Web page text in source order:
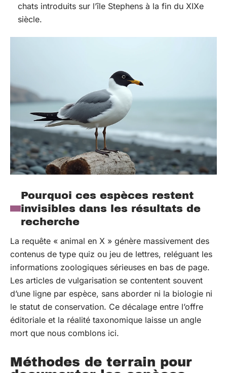
chats introduits sur l’île Stephens à la fin du XIXe
siècle.
Pourquoi ces espèces restent
invisibles dans les résultats de
recherche
La requête « animal en X » génère massivement des
contenus de type quiz ou jeu de lettres, reléguant les
informations zoologiques sérieuses en bas de page.
Les articles de vulgarisation se contentent souvent
d’une ligne par espèce, sans aborder ni la biologie ni
le statut de conservation. Ce décalage entre l’offre
éditoriale et la réalité taxonomique laisse un angle
mort que nous comblons ici.
Méthodes de terrain pour